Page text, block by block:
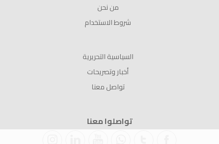
من نحن
شروط الاستخدام
السياسية التحريرية
أخبار وتصريحات
تواصل معنا
تواصلوا معنا